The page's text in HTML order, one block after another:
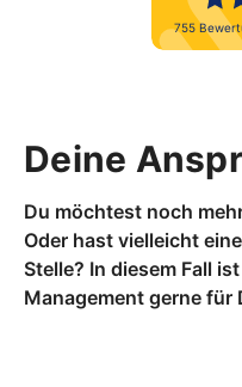
Deine
Du möchtest noch
Oder hast vielleicht
Stelle? In diesem Fall
Management gerne für